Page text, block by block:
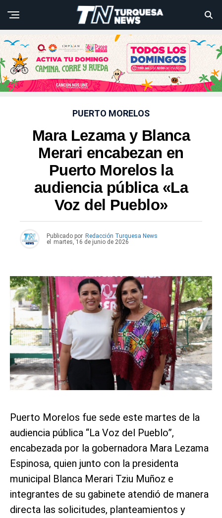
PUERTO MORELOS
Mara Lezama y Blanca
Merari encabezan en
Puerto Morelos la
audiencia pública «La
Voz del Pueblo»
Publicado por Redacción Turquesa News
el
martes, 16 de junio de 2026
Puerto Morelos fue sede este martes de la
audiencia pública “La Voz del Pueblo”,
encabezada por la gobernadora Mara Lezama
Espinosa, quien junto con la presidenta
municipal Blanca Merari Tziu Muñoz e
integrantes de su gabinete atendió de manera
directa las solicitudes, planteamientos y